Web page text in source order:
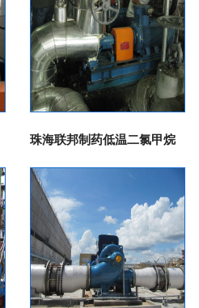
珠海联邦制药低温二氯甲烷